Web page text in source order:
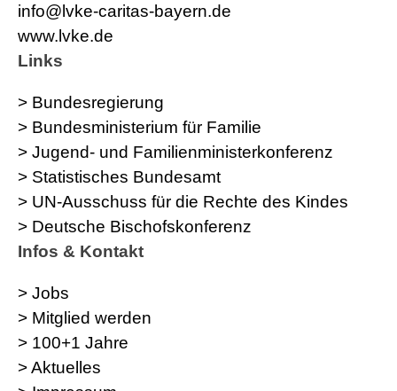
info@lvke-caritas-bayern.de
www.lvke.de
Links
> Bundesregierung
> Bundesministerium für Familie
> Jugend- und Familienministerkonferenz
> Statistisches Bundesamt
> UN-Ausschuss für die Rechte des Kindes
> Deutsche Bischofskonferenz
Infos & Kontakt
> Jobs
> Mitglied werden
> 100+1 Jahre
> Aktuelles